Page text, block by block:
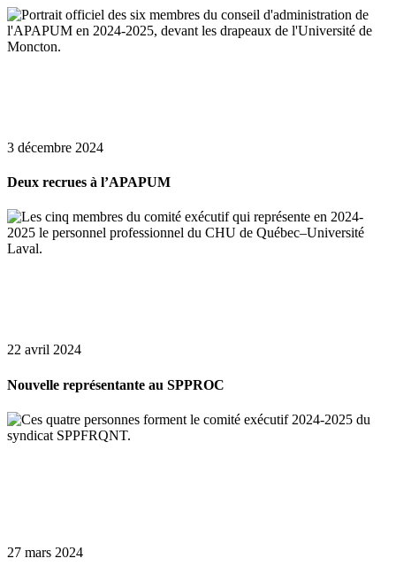
3 décembre 2024
Deux recrues à l’APAPUM
22 avril 2024
Nouvelle représentante au SPPROC
27 mars 2024